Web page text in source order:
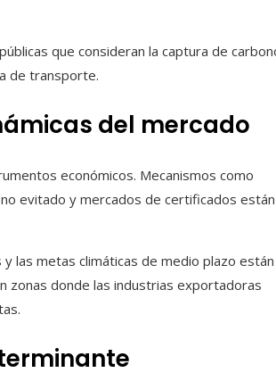
que consideran la captura de
de transporte.
del mercado
económicos. Mecanismos como
evitado y mercados de certificados están
las metas climáticas de medio plazo están
zonas donde las industrias exportadoras